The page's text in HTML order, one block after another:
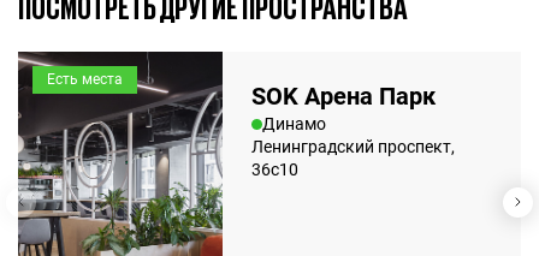
Есть места
SOK Арена Парк
Динамо
Ленинградский проспект,
36с10